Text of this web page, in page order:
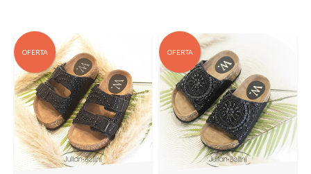
OFERTA OFERTA